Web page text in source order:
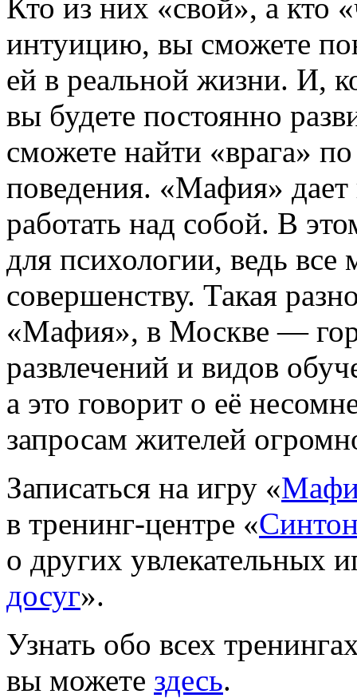
Кто из них «свой», а кто
интуицию, вы сможете
ей в реальной жизни. И,
вы будете постоянно
сможете найти «врага»
поведения. «Мафия» дает
работать над собой. В
для психологии, ведь все
совершенству. Такая
«Мафия», в Москве —
развлечений и видов
а это говорит о её
запросам жителей
Записаться на игру «
в тренинг-центре «
о других увлекательных
досуг».
Узнать обо всех
вы можете здесь.